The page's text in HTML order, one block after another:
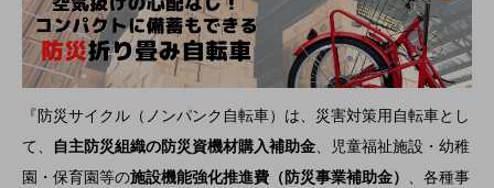
『防災サイクル（ノンパンク自転車）は、災害対策用自転車とし
て、 自主防災組織の防災資機材購入補助金 、児童福祉施設・幼稚
園・保育園等の施設機能強化推進費（防災事業補助金）
、各種事